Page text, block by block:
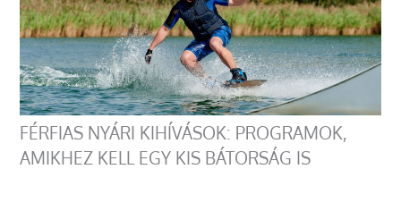
FÉRFIAS NYÁRI KIHÍVÁSOK: PROGRAMOK,
AMIKHEZ KELL EGY KIS BÁTORSÁG IS